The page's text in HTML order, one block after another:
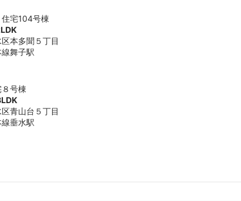
宅104号棟
本多聞５丁目
線舞子駅
号棟
青山台５丁目
線垂水駅